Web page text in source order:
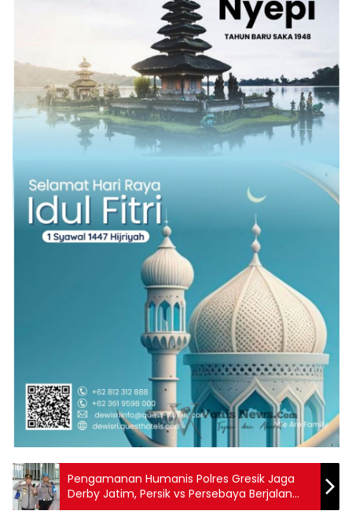
Pengamanan Humanis Polres Gresik Jaga
Derby Jatim, Persik vs Persebaya Berjalan
Aman dan Tertib